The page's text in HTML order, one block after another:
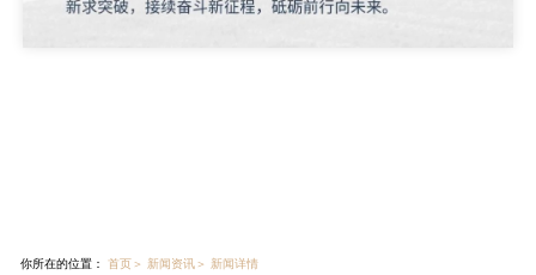
你所在的位置： 首页＞ 新闻资讯＞ 新闻详情